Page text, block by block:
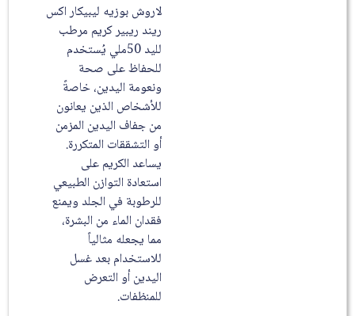
لاروش بوزيه ليبيكار اكس
ريند ريبير كريم مرطب
لليد 50ملي يُستخدم
للحفاظ على صحة
ونعومة اليدين، خاصةً
للأشخاص الذين يعانون
من جفاف اليدين المزمن
أو التشققات المتكررة.
يساعد الكريم على
استعادة التوازن الطبيعي
للرطوبة في الجلد ويمنع
فقدان الماء من البشرة،
مما يجعله مثالياً
للاستخدام بعد غسل
اليدين أو التعرض
للمنظفات.